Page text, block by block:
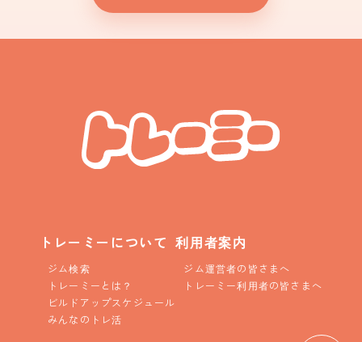
トレーミーについて
ジム検索
トレーミーとは？
ビルドアップスケジュール
みんなのトレ活
利用者案内
ジム運営者の皆さまへ
トレーミー利用者の皆さまへ